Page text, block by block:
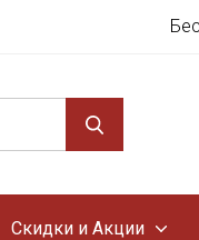
Скидки и Акции